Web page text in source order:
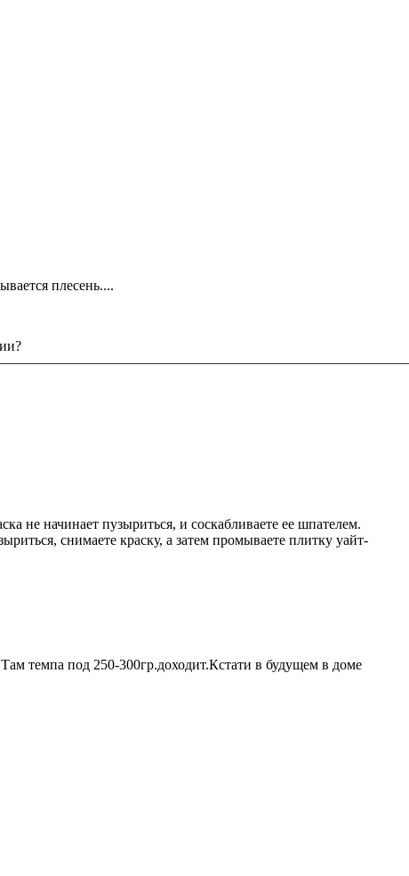
плесень....
не начинает пузыриться, и соскабливаете ее шпателем.
снимаете краску, а затем промываете плитку уайт-
темпа под 250-300гр.доходит.Кстати в будущем в доме